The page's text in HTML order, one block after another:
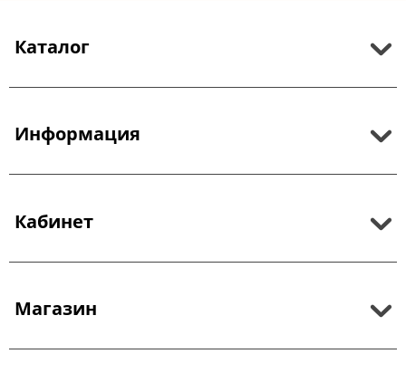
Каталог
Информация
Кабинет
Магазин